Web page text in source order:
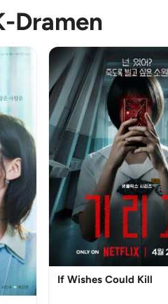
Dramen
If Wishes Could Kill